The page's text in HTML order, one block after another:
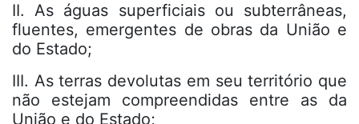
II. As águas superficiais ou subterrâneas,
fluentes, emergentes de obras da União e
do Estado;
III. As terras devolutas em seu território que
não estejam compreendidas entre as da
União e do Estado;